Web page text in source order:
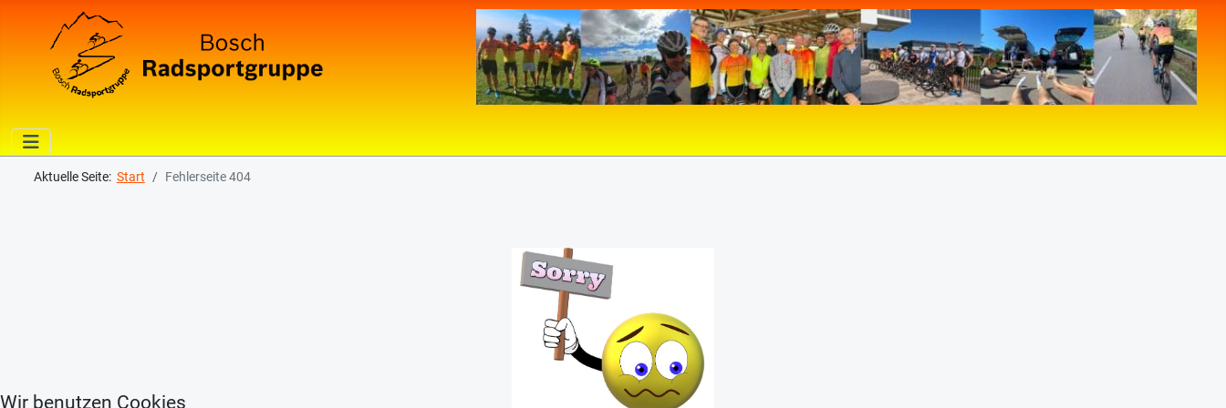
Aktuelle Seite: Start Fehlerseite 404
Wir benutzen Cookies